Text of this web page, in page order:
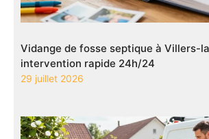
Vidange de fosse septique à Villers-
intervention rapide 24h/24
29 juillet 2026